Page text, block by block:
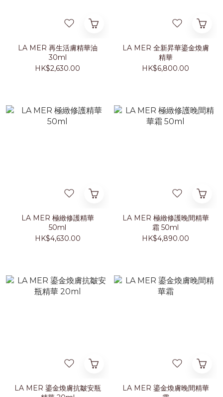
LA MER 再生活膚精華油
30ml
HK$2,630.00
LA MER 全新昇華鎏金煥膚
精華
HK$6,800.00
LA MER 極緻修護精華
50ml
HK$4,630.00
LA MER 極緻修護晚間精華
霜 50ml
HK$4,890.00
LA MER 鎏金煥膚抗皺安瓶
LA MER 鎏金煥膚晚間精華